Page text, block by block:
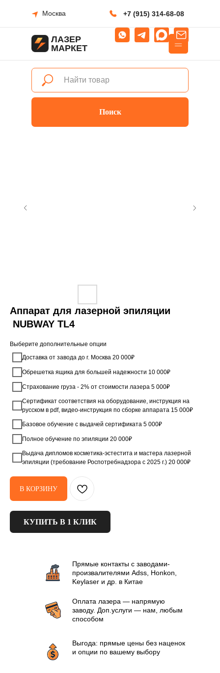
Поиск
ЛАЗЕР
МАРКЕТ
Москва +7 (915) 314-68-08
Аппарат для лазерной эпиляции
NUBWAY TL4
Выберите дополнительные опции
Доставка от завода до г. Москва 20 000₽
Обрешетка ящика для большей надежности 10 000₽
Страхование груза - 2% от стоимости лазера 5 000₽
Сертификат соответствия на оборудование, инструкция на
русском в pdf, видео-инструкция по сборке аппарата 15 000₽
Базовое обучение с выдачей сертификата 5 000₽
Полное обучение по эпиляции 20 000₽
Выдача дипломов косметика-эстестита и мастера лазерной
эпиляции (требование Роспотребнадзора с 2025 г.) 20 000₽
В КОРЗИНУ
КУПИТЬ В 1 КЛИК
Выгода: прямые цены без наценок
и опции по вашему выбору
Оплата лазера — напрямую
заводу. Доп.услуги — нам, любым
способом
Прямые контакты с заводами-
произвалителями Аdss, Honkon,
Keylaser и др. в Китае